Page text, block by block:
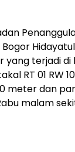
terjadi di
RT 01 RW
meter dan
malam